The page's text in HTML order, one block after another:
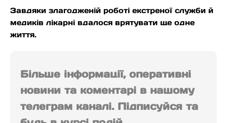
Завдяки злагодженій роботі екстреної служби й
медиків лікарні вдалося врятувати ще одне
життя.
Більше інформації, оперативні
новини та коментарі в нашому
телеграм каналі. Підписуйся та